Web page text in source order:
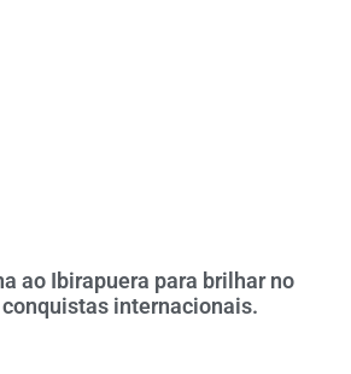
ao Ibirapuera para brilhar no
internacionais.